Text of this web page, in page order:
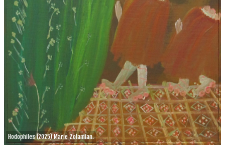
Hodophiles (2025) Marie Zolamian.